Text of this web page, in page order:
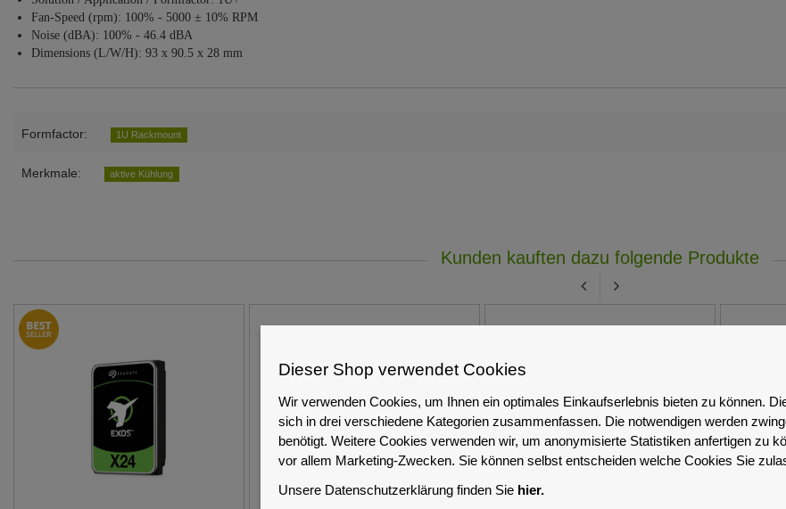
Fan-Speed (rpm): 100% - 5000 ± 10% RPM
Noise (dBA): 100% - 46.4 dBA
Dimensions (L/W/H): 93 x 90.5 x 28 mm
Formfactor: 1U Rackmount
Merkmale: aktive Kühlung
Kunden kauften dazu folgende Produkte
Dieser Shop verwendet Cookies
Wir verwenden Cookies, um Ihnen ein optimales Einkaufserlebnis bieten zu können.
sich in drei verschiedene Kategorien zusammenfassen. Die notwendigen werden
benötigt. Weitere Cookies verwenden wir, um anonymisierte Statistiken anfertigen zu
vor allem Marketing-Zwecken. Sie können selbst entscheiden welche Cookies Sie
Unsere Datenschutzerklärung finden Sie hier.